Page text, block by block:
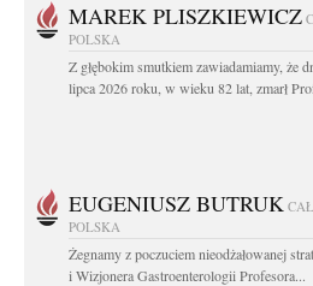
MAREK PLISZKIEWICZ
POLSKA
Z głębokim smutkiem zawiadamiamy, że
lipca 2026 roku, w wieku 82 lat, zmarł
EUGENIUSZ BUTRUK
POLSKA
Żegnamy z poczuciem nieodżałowanej
i Wizjonera Gastroenterologii Profesora...